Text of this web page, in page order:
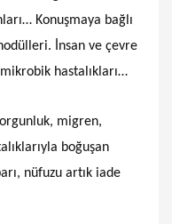
Konuşmaya bağlı
İnsan ve çevre
hastalıkları…
migren,
boğuşan
nüfuzu artık iade